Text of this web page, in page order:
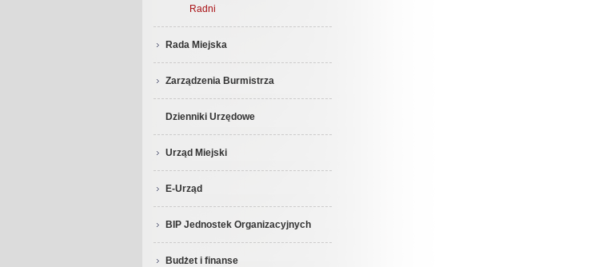
Radni
Rada Miejska
Zarządzenia Burmistrza
Dzienniki Urzędowe
Urząd Miejski
E-Urząd
BIP Jednostek Organizacyjnych
Budżet i finanse